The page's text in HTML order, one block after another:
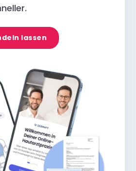
lassen